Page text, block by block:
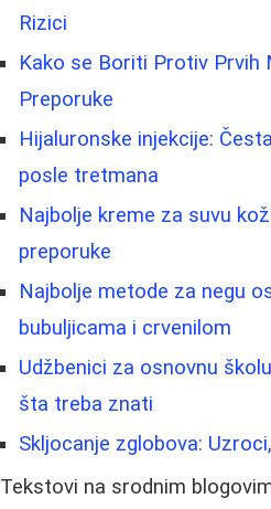
Rizici
Kako se Boriti Protiv Prvih
Preporuke
Hijaluronske injekcije:
posle tretmana
Najbolje kreme za suvu
preporuke
Najbolje metode za negu
bubuljicama i crvenilom
Udžbenici za osnovnu
šta treba znati
Skljocanje zglobova:
Tekstovi na srodnim